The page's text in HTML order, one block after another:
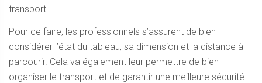
transport.
Pour ce faire, les professionnels s’assurent de bien
considérer l’état du tableau, sa dimension et la distance à
parcourir. Cela va également leur permettre de bien
organiser le transport et de garantir une meilleure sécurité.